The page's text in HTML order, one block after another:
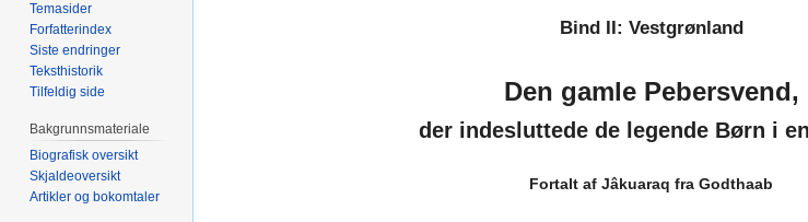
Bind II: Vestgrønland
Den gamle Pebersvend,
der indesluttede de legende Børn i
Fortalt af Jâkuaraq fra Godthaab
Temasider
Forfatterindex
Siste endringer
Teksthistorik
Tilfeldig side
Bakgrunnsmateriale
Biografisk oversikt
Skjaldeoversikt
Artikler og bokomtaler